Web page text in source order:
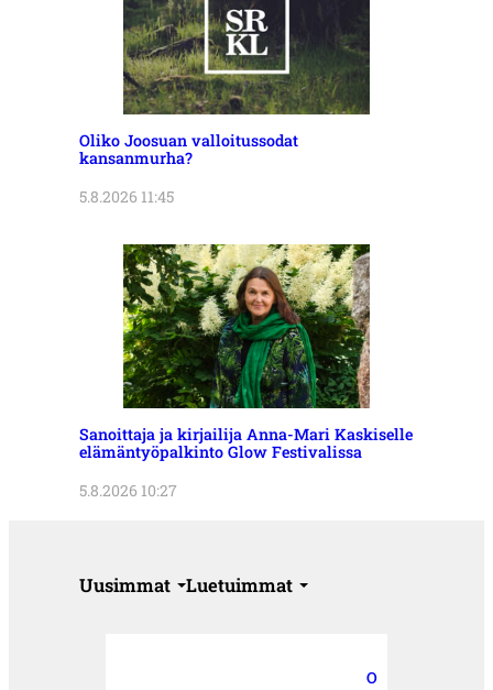
Oliko Joosuan valloitussodat
kansanmurha?
5.8.2026 11:45
Sanoittaja ja kirjailija Anna-Mari Kaskiselle
elämäntyöpalkinto Glow Festivalissa
5.8.2026 10:27
Uusimmat Luetuimmat
O